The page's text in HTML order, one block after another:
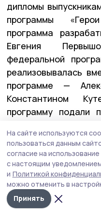
дипломы
программы
программа
Евгения
федеральной
реализовывалась
программе —
Константином
программу подали
испытаний
27 ребят.
— У них уже есть
качества: умение
сложных
На сайте используются
пользоваться данным
согласие на
с настоящим
и Политикой
можно отменить в
Принять